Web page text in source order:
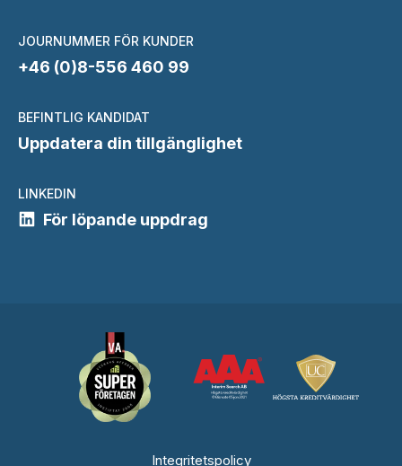
JOURNUMMER FÖR KUNDER
+46 (0)8-556 460 99
BEFINTLIG KANDIDAT
Uppdatera din tillgänglighet
LINKEDIN
För löpande uppdrag
Integritetspolicy